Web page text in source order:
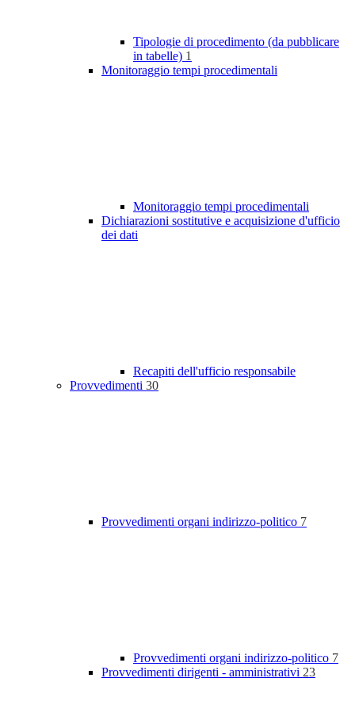
Tipologie di procedimento (da pubblicare
in tabelle) 1
Monitoraggio tempi procedimentali
Monitoraggio tempi procedimentali
Dichiarazioni sostitutive e acquisizione d'ufficio
dei dati
Recapiti dell'ufficio responsabile
Provvedimenti 30
Provvedimenti organi indirizzo-politico 7
Provvedimenti organi indirizzo-politico 7
Provvedimenti dirigenti - amministrativi 23